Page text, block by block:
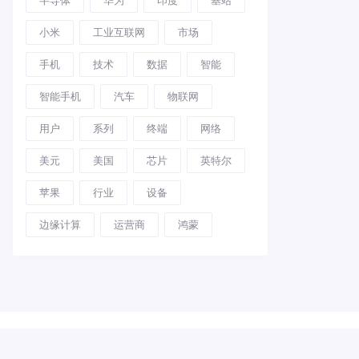
小米 工业互联网 市场
手机 技术 数据 智能
智能手机 汽车 物联网
用户 系列 终端 网络
美元 美国 芯片 英特尔
苹果 行业 设备
边缘计算 运营商 鸿蒙